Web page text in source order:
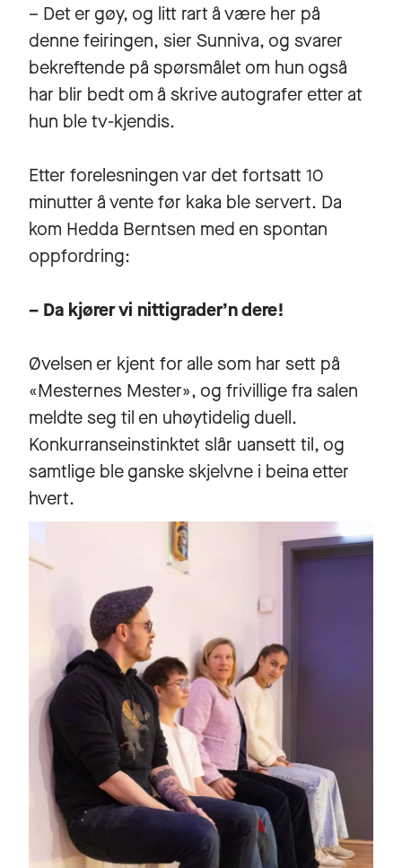
– Det er gøy, og litt rart å være her på
denne feiringen, sier Sunniva, og svarer
bekreftende på spørsmålet om hun også
har blir bedt om å skrive autografer etter at
hun ble tv-kjendis.
Etter forelesningen var det fortsatt 10
minutter å vente før kaka ble servert. Da
kom Hedda Berntsen med en spontan
oppfordring:
– Da kjører vi nittigrader’n dere!
Øvelsen er kjent for alle som har sett på
«Mesternes Mester», og frivillige fra salen
meldte seg til en uhøytidelig duell.
Konkurranseinstinktet slår uansett til, og
samtlige ble ganske skjelvne i beina etter
hvert.